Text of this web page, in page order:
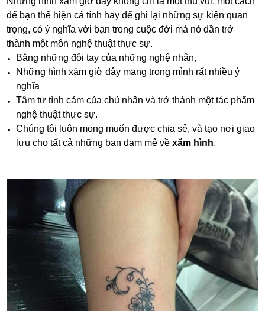
để bạn thể hiện cá tính hay để ghi lại những sự kiện quan
trọng, có ý nghĩa với bạn trong cuộc đời mà nó dần trở
thành một môn nghệ thuật thực sự.
Bằng những đôi tay của những nghệ nhân,
Những hình xăm giờ đây mang trong mình rất nhiều ý
nghĩa
Tâm tư tình cảm của chủ nhân và trở thành một tác phẩm
nghệ thuật thực sự.
Chúng tôi luôn mong muốn được chia sẻ, và tạo nơi giao
lưu cho tất cả những bạn đam mê vềxăm hình.